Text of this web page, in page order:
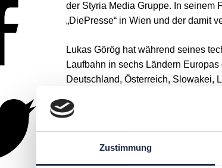
Zustimmung
der Styria Media Gruppe. In seinem
„DiePresse“ in Wien und der damit
Lukas Görög hat während seines
Laufbahn in sechs Ländern
Deutschland, Österreich, Slowakei,
platzieren und diese Themen klar